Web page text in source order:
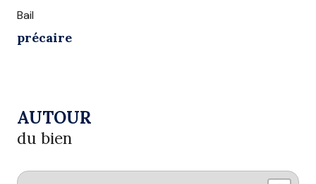
Bail
précaire
AUTOUR
du bien